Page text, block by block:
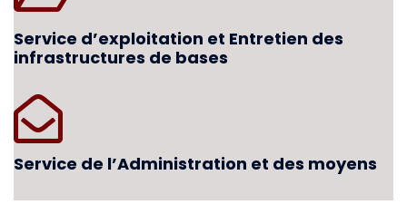
Service d’exploitation et Entretien des
infrastructures de bases
Service de l’Administration et des moyens